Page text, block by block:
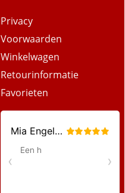
Privacy
Voorwaarden
Winkelwagen
Retourinformatie
Favorieten